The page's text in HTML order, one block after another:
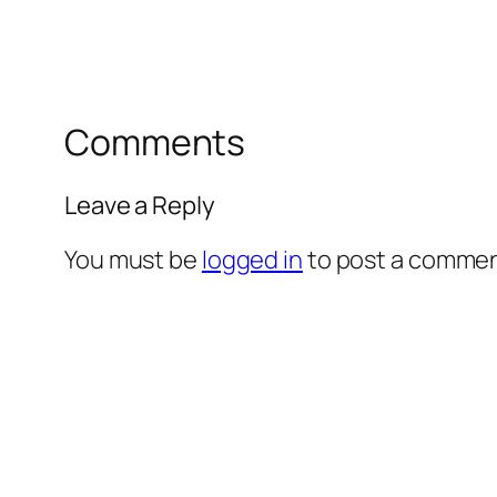
Comments
Leave a Reply
You must be logged into post a